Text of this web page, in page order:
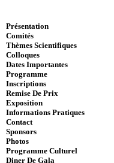
Présentation
Comités
Thèmes Scientifiques
Colloques
Dates Importantes
Programme
Inscriptions
Remise De Prix
Exposition
Informations Pratiques
Contact
Sponsors
Photos
Programme Culturel
Diner De Gala